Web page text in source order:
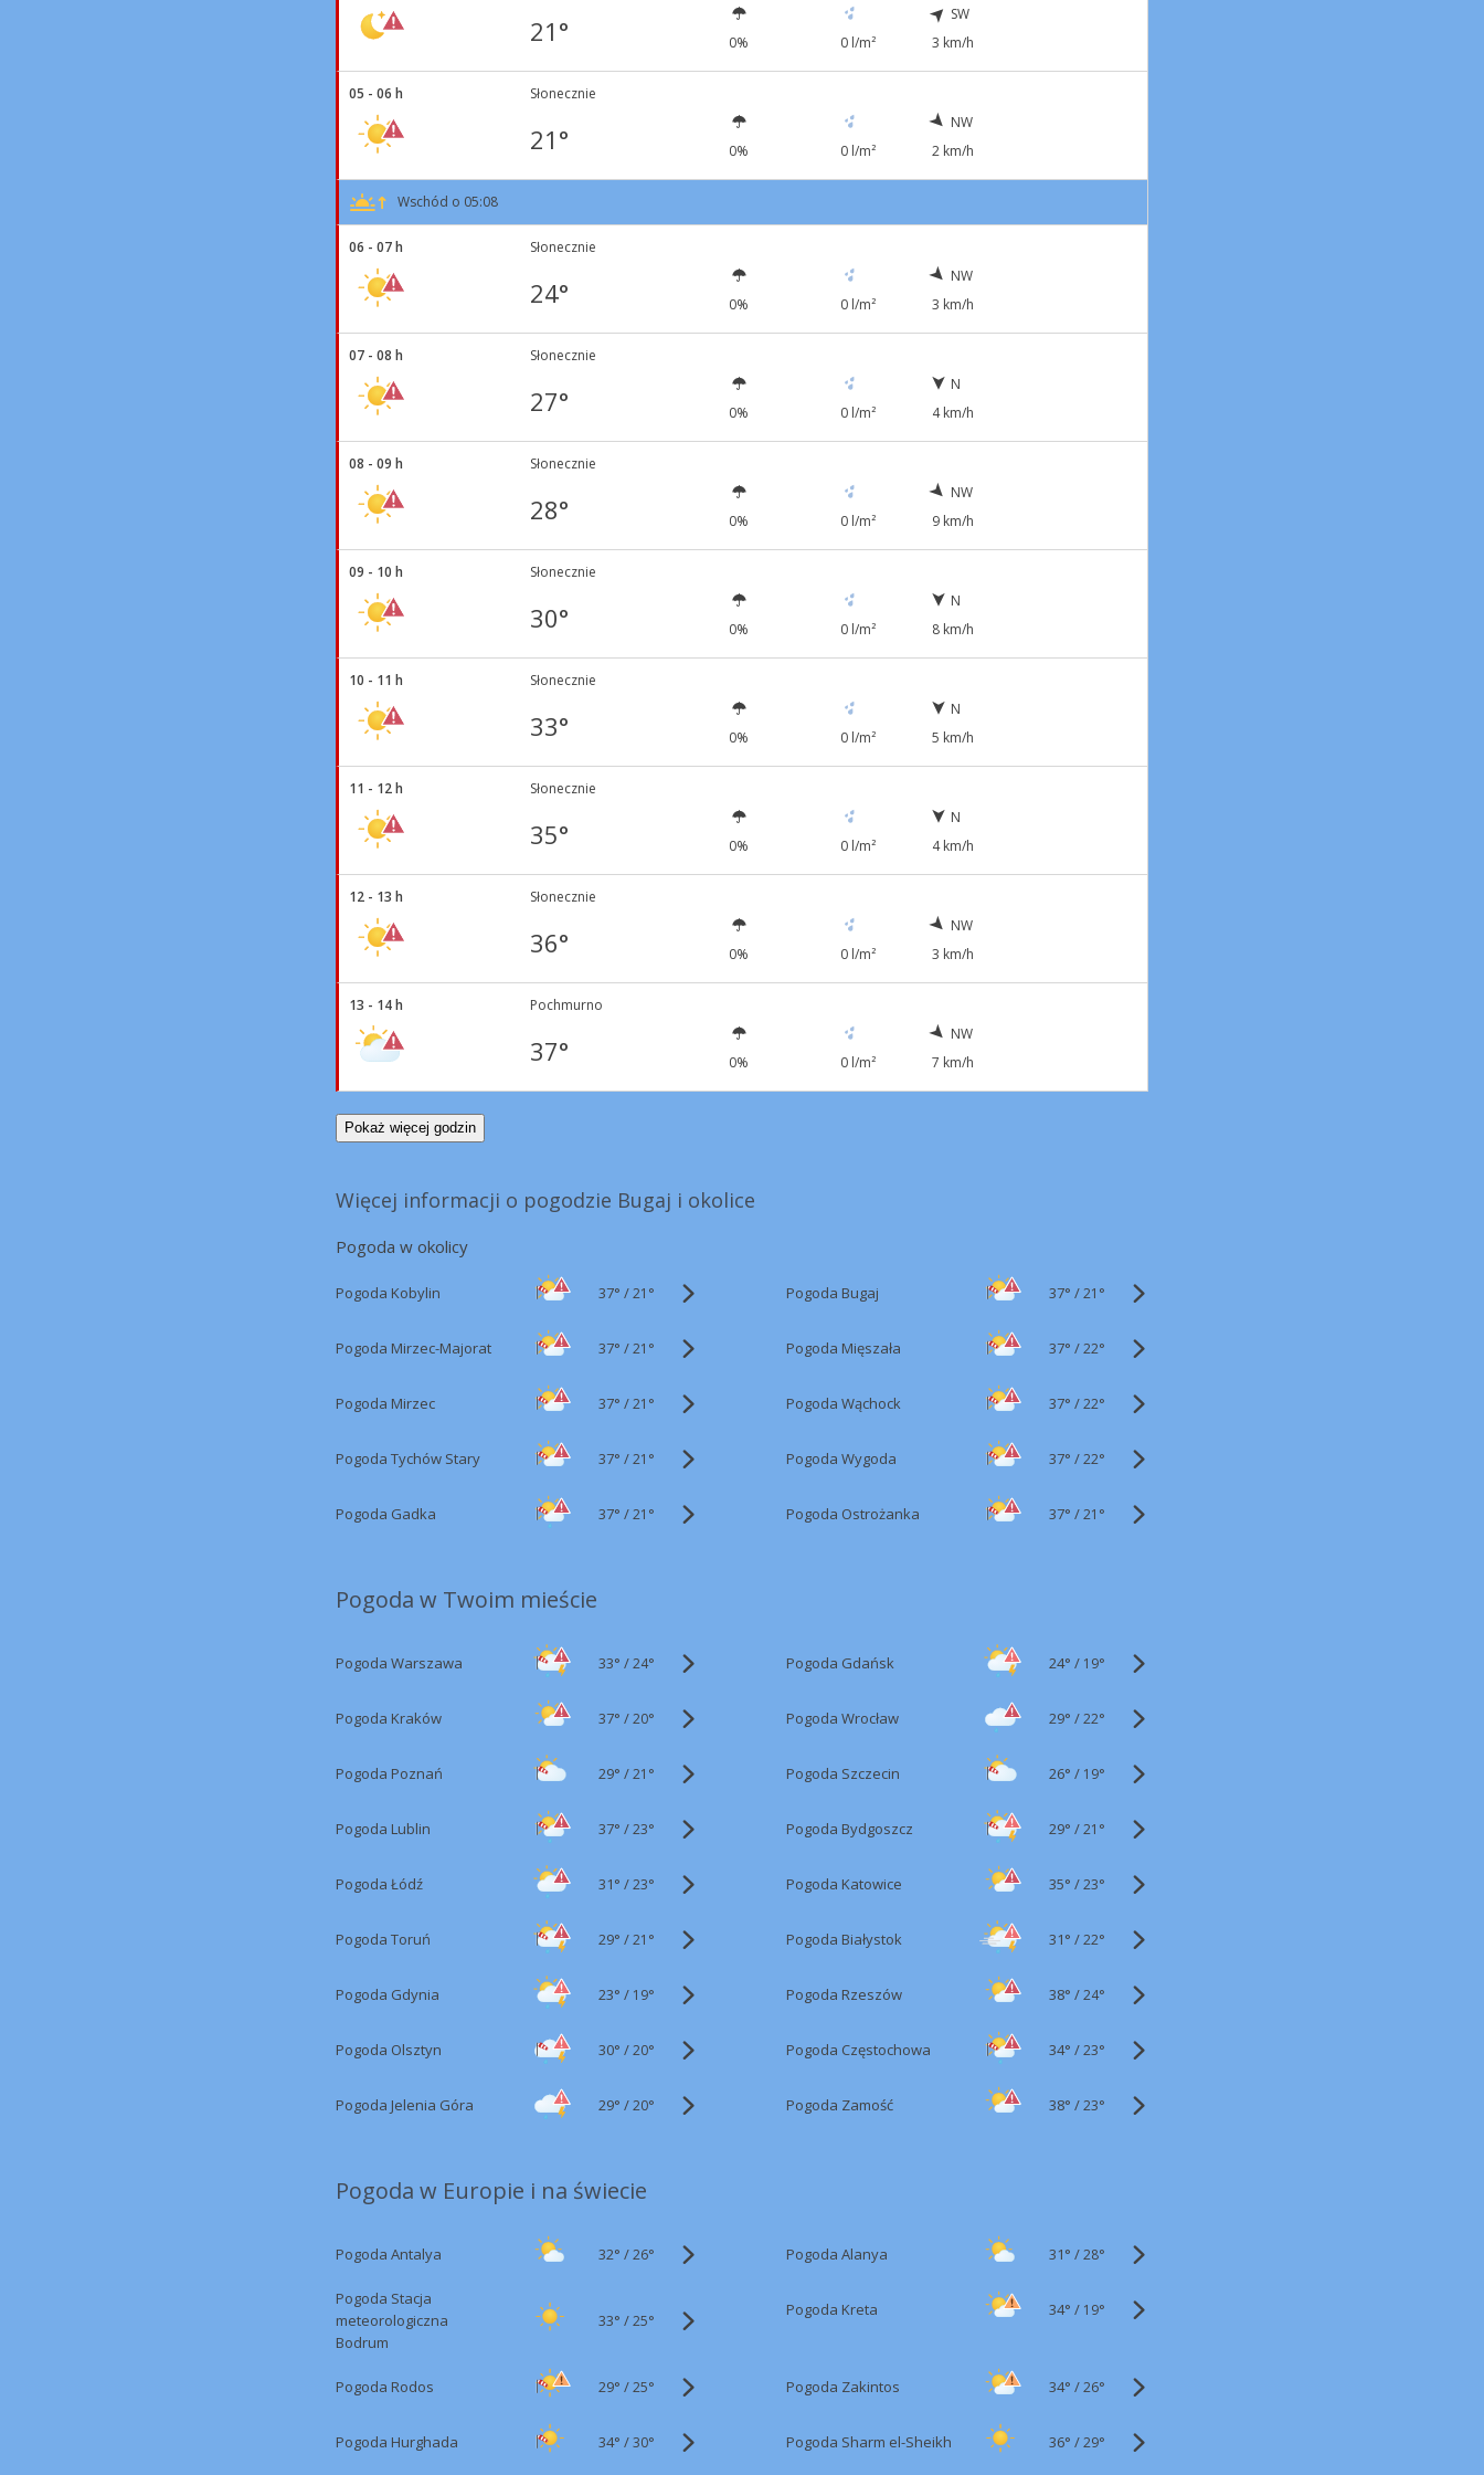
21° 0% 0 l/m²
SW
3 km/h
05 - 06 h Słonecznie
21° 0% 0 l/m²
NW
2 km/h
Wschód o 05:08
06 - 07 h Słonecznie
24° 0% 0 l/m²
NW
3 km/h
07 - 08 h Słonecznie
27° 0% 0 l/m²
N
4 km/h
08 - 09 h Słonecznie
28° 0% 0 l/m²
NW
9 km/h
09 - 10 h Słonecznie
30° 0% 0 l/m²
N
8 km/h
10 - 11 h Słonecznie
33° 0% 0 l/m²
N
5 km/h
11 - 12 h Słonecznie
35° 0% 0 l/m²
N
4 km/h
12 - 13 h Słonecznie
36° 0% 0 l/m²
NW
3 km/h
13 - 14 h Pochmurno
37° 0% 0 l/m²
NW
7 km/h
Pokaż więcej godzin
Więcej informacji o pogodzie Bugaj i okolice
Pogoda w okolicy
Pogoda Kobylin 37° /21° Pogoda Bugaj 37° /21°
Pogoda Mirzec-Majorat 37° /21° Pogoda Mięszała 37° /22°
Pogoda Mirzec 37° /21° Pogoda Wąchock 37° /22°
Pogoda Tychów Stary 37° /21° Pogoda Wygoda 37° /22°
Pogoda Gadka 37° /21° Pogoda Ostrożanka 37° /21°
Pogoda w Twoim mieście
Pogoda Warszawa 33° /24° Pogoda Gdańsk 24° / 19°
Pogoda Kraków 37° /20° Pogoda Wrocław 29° /22°
Pogoda Poznań 29° /21° Pogoda Szczecin 26° / 19°
Pogoda Lublin 37° /23° Pogoda Bydgoszcz 29° /21°
Pogoda Łódź 31° /23° Pogoda Katowice 35° /23°
Pogoda Toruń 29° /21° Pogoda Białystok 31° /22°
Pogoda Gdynia 23° / 19° Pogoda Rzeszów 38° /24°
Pogoda Olsztyn 30° /20° Pogoda Częstochowa 34° /23°
Pogoda Jelenia Góra 29° /20° Pogoda Zamość 38° /23°
Pogoda w Europie i na świecie
Pogoda Antalya 32° /26° Pogoda Alanya 31° /28°
Pogoda Stacja
meteorologiczna
Bodrum
33° /25°
Pogoda Kreta 34° / 19°
Pogoda Rodos 29° /25° Pogoda Zakintos 34° /26°
Pogoda Hurghada 34° /30° Pogoda Sharm el-Sheikh 36° /29°